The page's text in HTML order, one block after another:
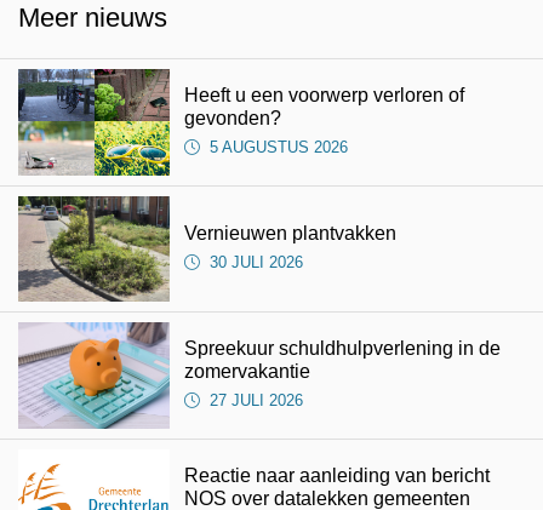
Meer nieuws
Heeft u een voorwerp verloren of
gevonden?
5 AUGUSTUS 2026
Vernieuwen plantvakken
30 JULI 2026
Spreekuur schuldhulpverlening in de
zomervakantie
27 JULI 2026
Reactie naar aanleiding van bericht
NOS over datalekken gemeenten